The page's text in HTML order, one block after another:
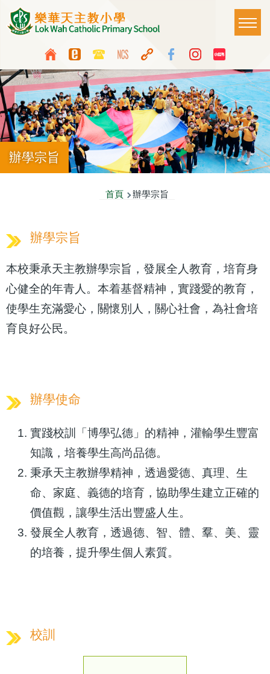
移至主內容
Top
Media
Icon
Button
Language
switcher
Main
辦學宗旨
連
首頁 辦學宗旨
辦學宗旨
本校秉承天主教辦學宗旨，發展全人教育，培育身
心健全的年青人。本着基督精神，實踐愛的教育，
使學生充滿愛心，關懷別人，關心社會，為社會培
育良好公民。
辦學使命
實踐校訓「博學弘德」的精神，灌輸學生豐富
知識，培養學生高尚品德。
秉承天主教辦學精神，透過愛德、真理、生
命、家庭、義德的培育，協助學生建立正確的
價值觀，讓學生活出豐盛人生。
發展全人教育，透過德、智、體、羣、美、靈
的培養，提升學生個人素質。
校訓